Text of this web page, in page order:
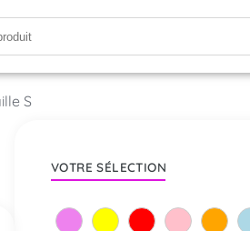
S
VOTRE SÉLECTION